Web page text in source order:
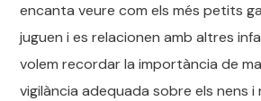
encanta veure com els més petits
juguen i es relacionen amb altres
volem recordar la importància de
vigilància adequada sobre els nens